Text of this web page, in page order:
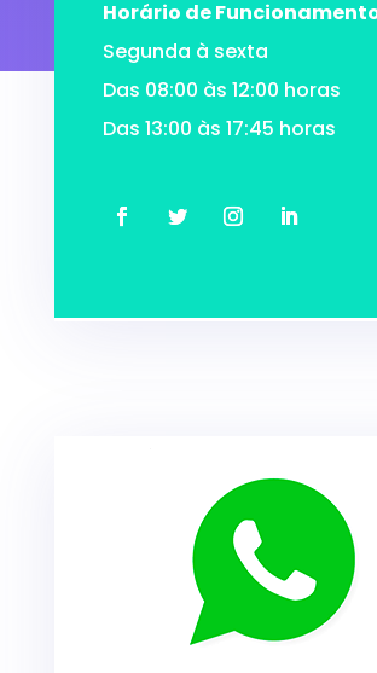
Horário de
Segunda à sexta
Das 08:00 às 12:00 horas
Das 13:00 às 17:45 horas